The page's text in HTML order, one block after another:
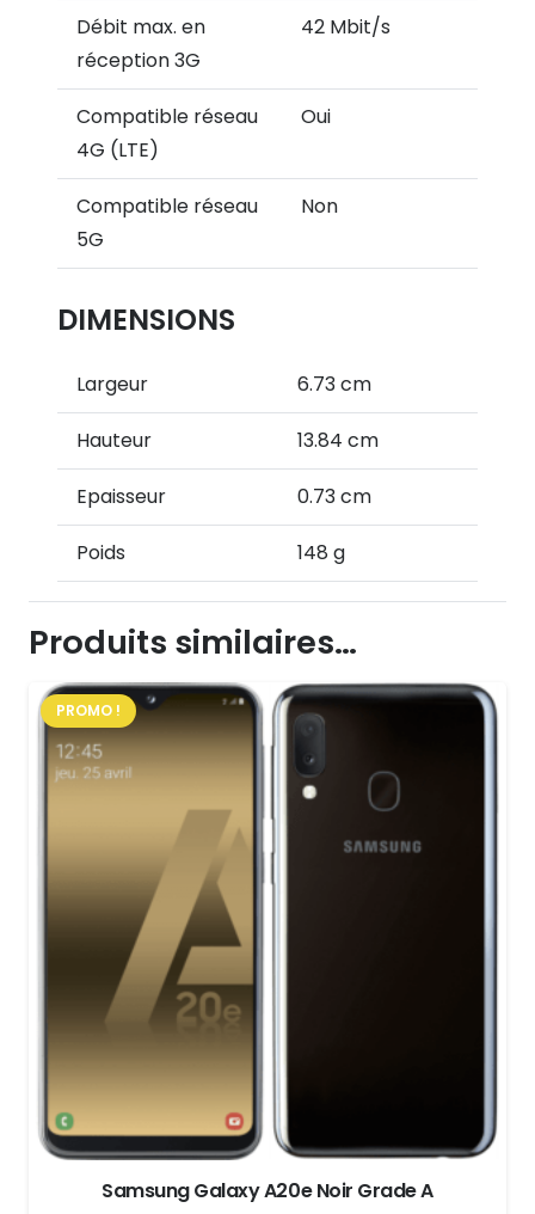
Débit max. en
réception 3G
42 Mbit/s
Compatible réseau
4G (LTE)
Oui
Compatible réseau
5G
Non
DIMENSIONS
Largeur 6.73 cm
Hauteur 13.84 cm
Epaisseur 0.73 cm
Poids 148 g
Produits similaires…
PROMO !
Samsung Galaxy A20e Noir Grade A